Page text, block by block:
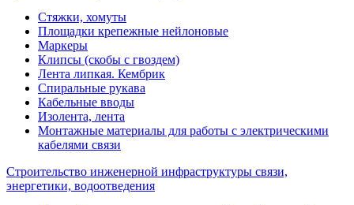
Стяжки, хомуты
Площадки крепежные нейлоновые
Маркеры
Клипсы (скобы с гвоздем)
Лента липкая. Кембрик
Спиральные рукава
Кабельные вводы
Изолента, лента
Монтажные материалы для работы с электрическими
кабелями связи
Строительство инженерной инфраструктуры связи,
энергетики, водоотведения